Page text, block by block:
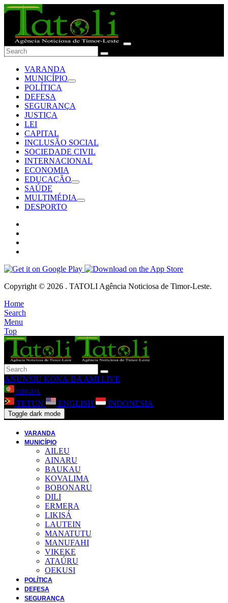
VARANDA
MUNICÍPIO
POLÍTICA
DEFESA
SEGURANÇA
JUSTIÇA
LEI
CAPITAL
INCLUSÃO SOCIAL
SOCIEDADE CIVIL
INTERNACIONAL
ECONOMIA
EDUCAÇÃO
SAÚDE
MULTIMÉDIA
DESPORTO
Copyright © 2026 . TATOLI Agência Noticiosa de Timor-Leste.
Home
Search
Menu
Top
ANUNSIU KONA-BA AMI LIVE
LINGUA
TETUN ENGLISH INDONESIA
Toggle dark mode
VARANDA
MUNICÍPIO
AILEU
AINARU
BAUKAU
KOVALIMA
BOBONARU
DILI
ERMERA
LIKISÁ
LAUTEIN
MANATUTU
MANUFAHI
VIKEKE
ATAÚRU
OEKUSI
POLÍTICA
DEFESA
SEGURANÇA